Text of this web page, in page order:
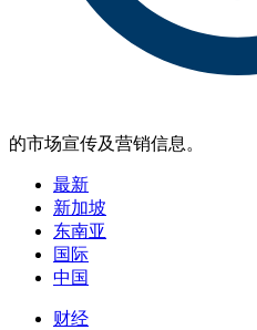
的市场宣传及营销信息。
最新
新加坡
东南亚
国际
中国
财经